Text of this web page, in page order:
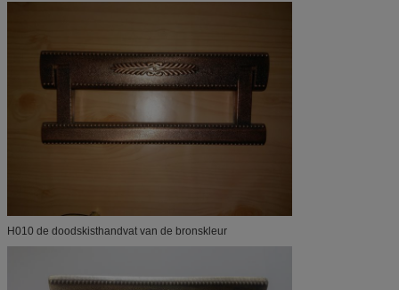
H010 de doodskisthandvat van de bronskleur